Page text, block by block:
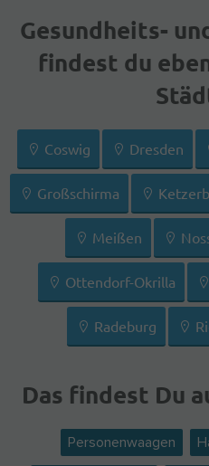
Gesundheits-
findest du
Coswig Dresden
Großschirma
Meißen
Ottendorf-Okrilla
Radeburg
Das findest Du
Personenwaagen